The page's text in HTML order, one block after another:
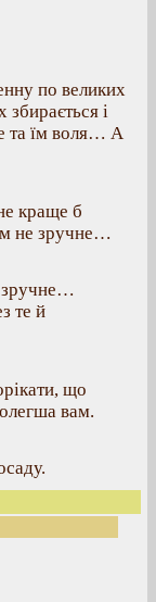
по великих
збирається і
та їм воля… А
краще б
не зручне…
зручне…
те й
що
вам.